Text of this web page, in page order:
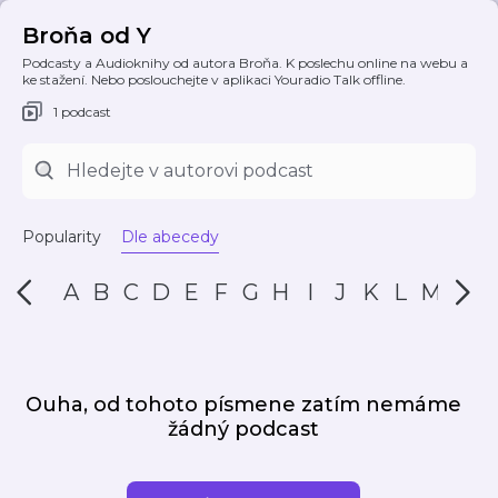
Broňa od Y
Podcasty a Audioknihy od autora Broňa. K poslechu online na webu a
ke stažení. Nebo poslouchejte v aplikaci Youradio Talk offline.
1 podcast
Popularity Dle abecedy
A B C D E F G H I J K L M N
Ouha, od tohoto písmene zatím nemáme
žádný podcast